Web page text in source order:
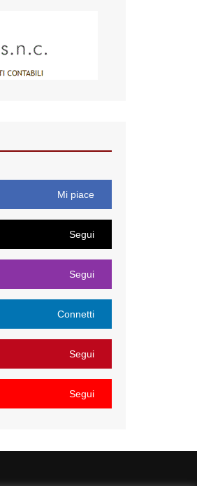
Mi piace
Segui
Segui
Connetti
Segui
Segui